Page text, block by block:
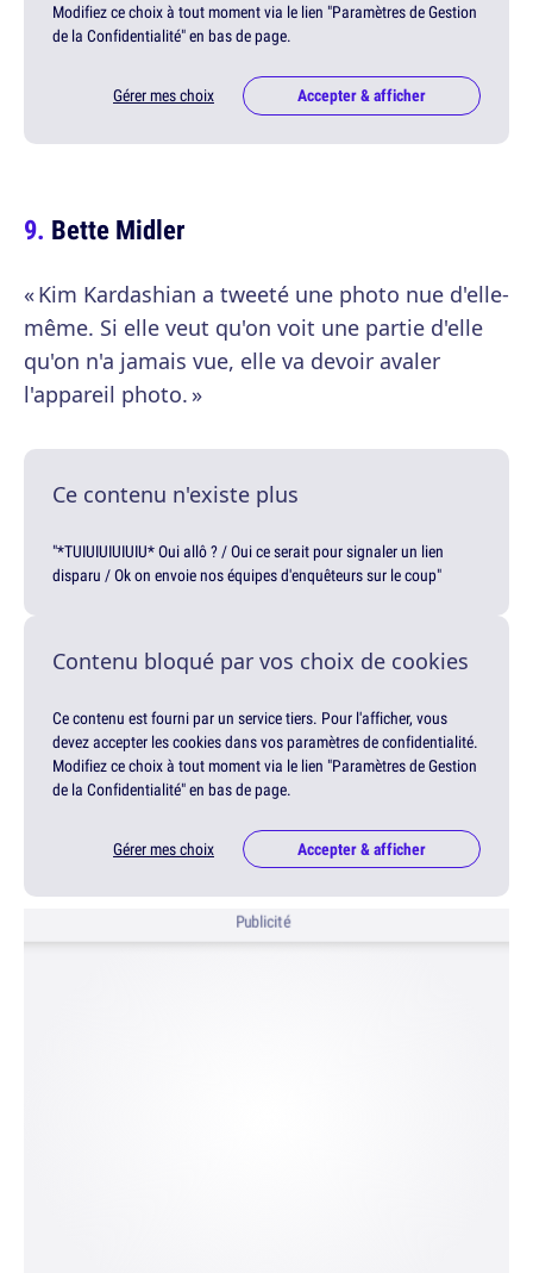
Modifiez ce choix à tout moment via le lien "Paramètres de Gestion
de la Confidentialité" en bas de page.
Gérer mes choix Accepter & afficher
Bette Midler
« Kim Kardashian a tweeté une photo nue d'elle-
même. Si elle veut qu'on voit une partie d'elle
qu'on n'a jamais vue, elle va devoir avaler
l'appareil photo. »
Ce contenu n'existe plus
"*TUIUIUIUIUIU* Oui allô ? / Oui ce serait pour signaler un lien
disparu / Ok on envoie nos équipes d'enquêteurs sur le coup"
Contenu bloqué par vos choix de cookies
Ce contenu est fourni par un service tiers. Pour l'afficher, vous
devez accepter les cookies dans vos paramètres de confidentialité.
Modifiez ce choix à tout moment via le lien "Paramètres de Gestion
de la Confidentialité" en bas de page.
Gérer mes choix Accepter & afficher
Publicité